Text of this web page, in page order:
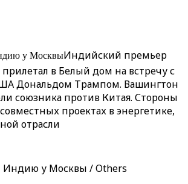
у МосквыИндийский премьер
в Белый дом на встречу с
Дональдом Трампом. Вашингтон
союзника против Китая. Стороны
проектах в энергетике,
отрасли
Индию у Москвы / Others